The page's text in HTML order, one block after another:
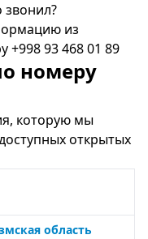
звонил?
из
+998 93 468 01 89
номеру
которую мы
открытых
область